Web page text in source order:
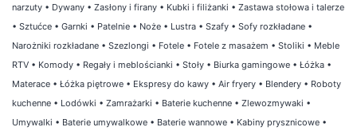
narzuty • Dywany • Zasłony i firany • Kubki i filiżanki • Zastawa stołowa i talerze
• Sztućce • Garnki • Patelnie • Noże • Lustra • Szafy • Sofy rozkładane •
Narożniki rozkładane • Szezlongi • Fotele • Fotele z masażem • Stoliki • Meble
RTV • Komody • Regały i meblościanki • Stoły • Biurka gamingowe • Łóżka •
Materace • Łóżka piętrowe • Ekspresy do kawy • Air fryery • Blendery • Roboty
kuchenne • Lodówki • Zamrażarki • Baterie kuchenne • Zlewozmywaki •
Umywalki • Baterie umywalkowe • Baterie wannowe • Kabiny prysznicowe •